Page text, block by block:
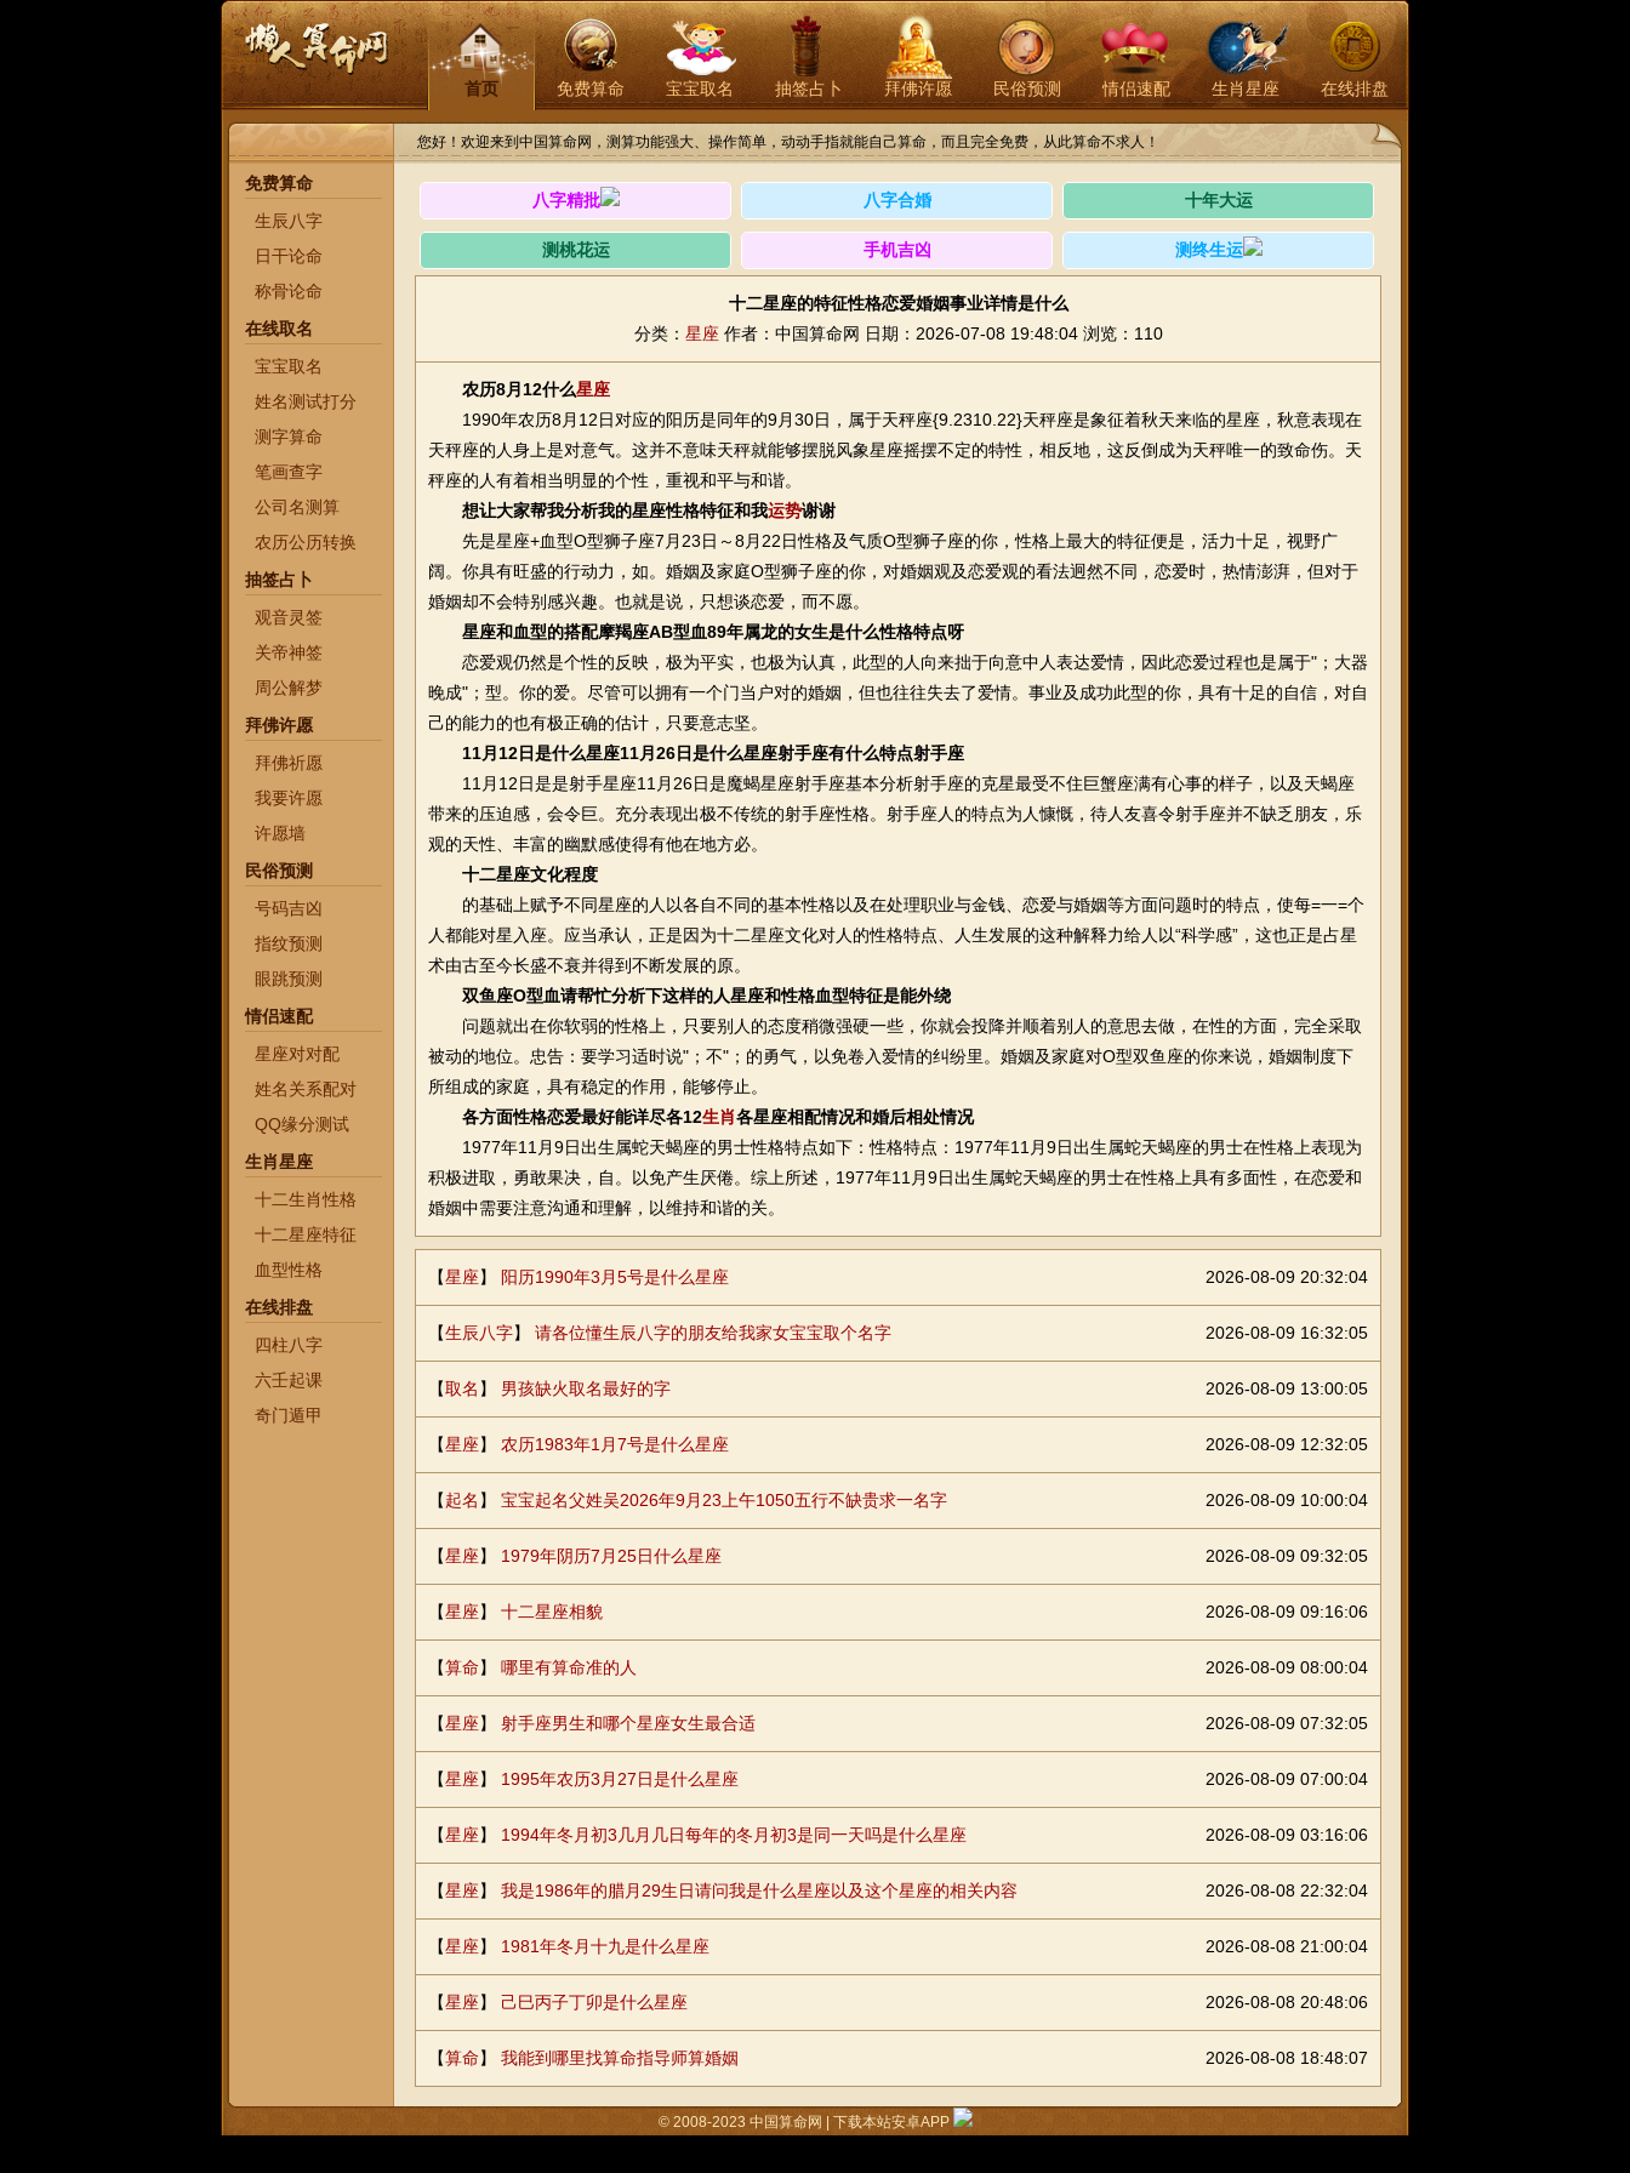
首页 免费算命 宝宝取名 抽签占卜 拜佛许愿 民俗预测 情侣速配 生肖星座 在线排盘
您好！欢迎来到中国算命网，测算功能强大、操作简单，动动手指就能自己算命，而且完全免费，从此算命不求人！
免费算命
生辰八字
日干论命
称骨论命
在线取名
宝宝取名
姓名测试打分
测字算命
笔画查字
公司名测算
农历公历转换
抽签占卜
观音灵签
关帝神签
周公解梦
拜佛许愿
拜佛祈愿
我要许愿
许愿墙
民俗预测
号码吉凶
指纹预测
眼跳预测
情侣速配
星座对对配
姓名关系配对
QQ缘分测试
生肖星座
十二生肖性格
十二星座特征
血型性格
在线排盘
四柱八字
六壬起课
奇门遁甲
八字精批 八字合婚 十年大运
测桃花运 手机吉凶 测终生运
十二星座的特征性格恋爱婚姻事业详情是什么
分类： 星座 作者：中国算命网 日期：2026-07-08 19:48:04 浏览：110
农历8月12什么星座
1990年农历8月12日对应的阳历是同年的9月30日，属于天秤座{9.2310.22}天秤座是象征着秋天来临的星座，秋意表现在
天秤座的人身上是对意气。这并不意味天秤就能够摆脱风象星座摇摆不定的特性，相反地，这反倒成为天秤唯一的致命伤。天
秤座的人有着相当明显的个性，重视和平与和谐。
想让大家帮我分析我的星座性格特征和我运势谢谢
先是星座+血型O型狮子座7月23日～8月22日性格及气质O型狮子座的你，性格上最大的特征便是，活力十足，视野广
阔。你具有旺盛的行动力，如。婚姻及家庭O型狮子座的你，对婚姻观及恋爱观的看法迥然不同，恋爱时，热情澎湃，但对于
婚姻却不会特别感兴趣。也就是说，只想谈恋爱，而不愿。
星座和血型的搭配摩羯座AB型血89年属龙的女生是什么性格特点呀
恋爱观仍然是个性的反映，极为平实，也极为认真，此型的人向来拙于向意中人表达爱情，因此恋爱过程也是属于"；大器
晚成"；型。你的爱。尽管可以拥有一个门当户对的婚姻，但也往往失去了爱情。事业及成功此型的你，具有十足的自信，对自
己的能力的也有极正确的估计，只要意志坚。
11月12日是什么星座11月26日是什么星座射手座有什么特点射手座
11月12日是是射手星座11月26日是魔蝎星座射手座基本分析射手座的克星最受不住巨蟹座满有心事的样子，以及天蝎座
带来的压迫感，会令巨。充分表现出极不传统的射手座性格。射手座人的特点为人慷慨，待人友喜令射手座并不缺乏朋友，乐
观的天性、丰富的幽默感使得有他在地方必。
十二星座文化程度
的基础上赋予不同星座的人以各自不同的基本性格以及在处理职业与金钱、恋爱与婚姻等方面问题时的特点，使每=一=个
人都能对星入座。应当承认，正是因为十二星座文化对人的性格特点、人生发展的这种解释力给人以“科学感”，这也正是占星
术由古至今长盛不衰并得到不断发展的原。
双鱼座O型血请帮忙分析下这样的人星座和性格血型特征是能外绕
问题就出在你软弱的性格上，只要别人的态度稍微强硬一些，你就会投降并顺着别人的意思去做，在性的方面，完全采取
被动的地位。忠告：要学习适时说"；不"；的勇气，以免卷入爱情的纠纷里。婚姻及家庭对O型双鱼座的你来说，婚姻制度下
所组成的家庭，具有稳定的作用，能够停止。
各方面性格恋爱最好能详尽各12生肖各星座相配情况和婚后相处情况
1977年11月9日出生属蛇天蝎座的男士性格特点如下：性格特点：1977年11月9日出生属蛇天蝎座的男士在性格上表现为
积极进取，勇敢果决，自。以免产生厌倦。综上所述，1977年11月9日出生属蛇天蝎座的男士在性格上具有多面性，在恋爱和
婚姻中需要注意沟通和理解，以维持和谐的关。
【星座】 阳历1990年3月5号是什么星座 2026-08-09 20:32:04
【生辰八字】 请各位懂生辰八字的朋友给我家女宝宝取个名字 2026-08-09 16:32:05
【取名 】 男孩缺火取名最好的字 2026-08-09 13:00:05
【星座】 农历1983年1月7号是什么星座 2026-08-09 12:32:05
【起名 】 宝宝起名父姓吴2026年9月23上午1050五行不缺贵求一名字 2026-08-09 10:00:04
【星座】 1979年阴历7月25日什么星座 2026-08-09 09:32:05
【星座】 十二星座相貌 2026-08-09 09:16:06
【算命】 哪里有算命准的人 2026-08-09 08:00:04
【星座】 射手座男生和哪个星座女生最合适 2026-08-09 07:32:05
【星座】 1995年农历3月27日是什么星座 2026-08-09 07:00:04
【星座】 1994年冬月初3几月几日每年的冬月初3是同一天吗是什么星座 2026-08-09 03:16:06
【星座】 我是1986年的腊月29生日请问我是什么星座以及这个星座的相关内容 2026-08-08 22:32:04
【星座】 1981年冬月十九是什么星座 2026-08-08 21:00:04
【星座】 己巳丙子丁卯是什么星座 2026-08-08 20:48:06
【算命】 我能到哪里找算命指导师算婚姻 2026-08-08 18:48:07
© 2008-2023 中国算命网 |下载本站安卓APP